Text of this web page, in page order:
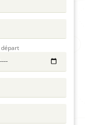
départ